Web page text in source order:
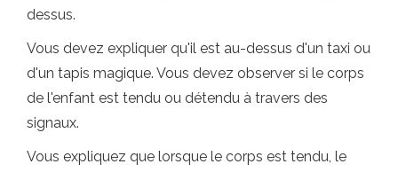
dessus.
Vous devez expliquer qu'il est au-dessus d'un taxi ou
d'un tapis magique. Vous devez observer si le corps
de l'enfant est tendu ou détendu à travers des
signaux.
Vous expliquez que lorsque le corps est tendu, le